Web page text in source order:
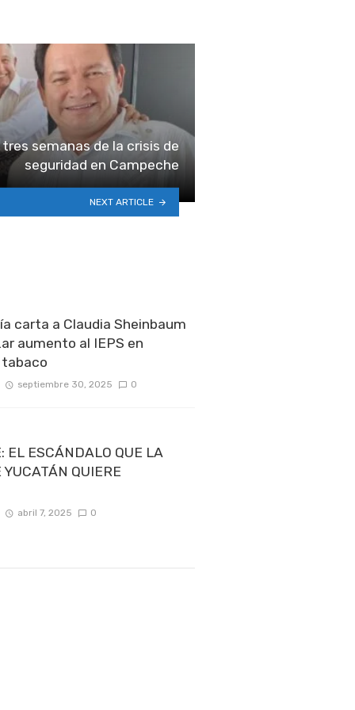
semanas de la crisis de
seguridad en Campeche
NEXT ARTICLE
carta a Claudia Sheinbaum
aumento al IEPS en
septiembre 30, 2025 0
EL ESCÁNDALO QUE LA
QUIERE
abril 7, 2025 0